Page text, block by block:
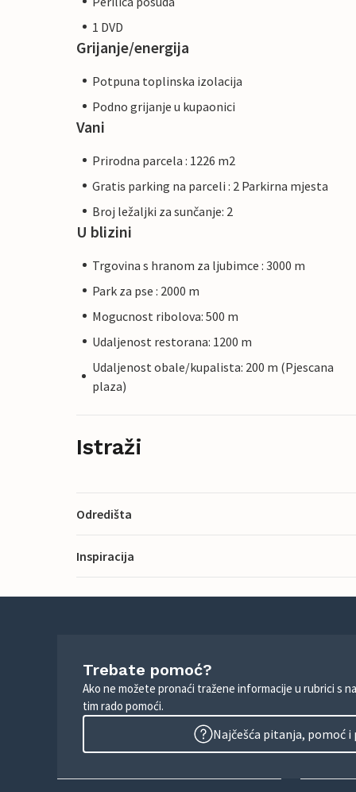
1 DVD
Grijanje/energija
Potpuna toplinska izolacija
Podno grijanje u kupaonici
Vani
Prirodna parcela : 1226 m2
Gratis parking na parceli : 2 Parkirna mjesta
Broj ležaljki za sunčanje: 2
U blizini
Trgovina s hranom za ljubimce : 3000 m
Park za pse : 2000 m
Mogucnost ribolova: 500 m
Udaljenost restorana: 1200 m
Udaljenost obale/kupalista: 200 m (Pjescana
plaza)
Istraži
Odredišta
Inspiracija
Trebate pomoć?
Ako ne možete pronaći tražene informacije u rubrici s
tim rado pomoći.
Najčešća pitanja, pomoć i